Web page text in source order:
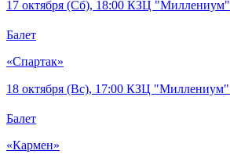
17 октября (Сб), 18:00 КЗЦ "Миллениум"
Балет
«Спартак»
18 октября (Вс), 17:00 КЗЦ "Миллениум"
Балет
«Кармен»